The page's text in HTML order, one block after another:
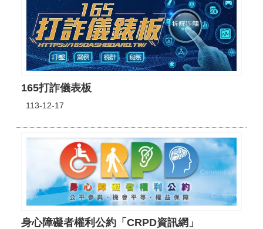
165打詐儀表板
113-12-17
身心障礙者權利公約「CRPD資訊網」